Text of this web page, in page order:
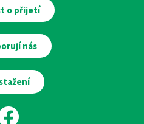
o přijetí
nás